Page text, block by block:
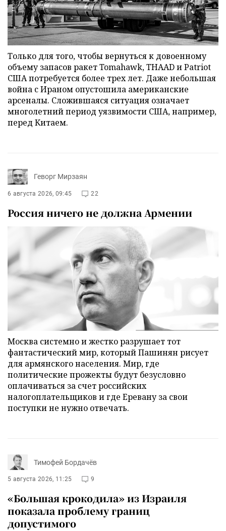
Только для того, чтобы вернуться к довоенному
объему запасов ракет Tomahawk, THAAD и Patriot
США потребуется более трех лет. Даже небольшая
война с Ираном опустошила американские
арсеналы. Сложившаяся ситуация означает
многолетний период уязвимости США, например,
перед Китаем.
Геворг Мирзаян
6 августа 2026, 09:45 22
Россия ничего не должна Армении
Москва системно и жестко разрушает тот
фантастический мир, который Пашинян рисует
для армянского населения. Мир, где
политические прожекты будут безусловно
оплачиваться за счет российских
налогоплательщиков и где Еревану за свои
поступки не нужно отвечать.
Тимофей Бордачёв
5 августа 2026, 11:25 9
«Большая крокодила» из Израиля
показала проблему границ
допустимого